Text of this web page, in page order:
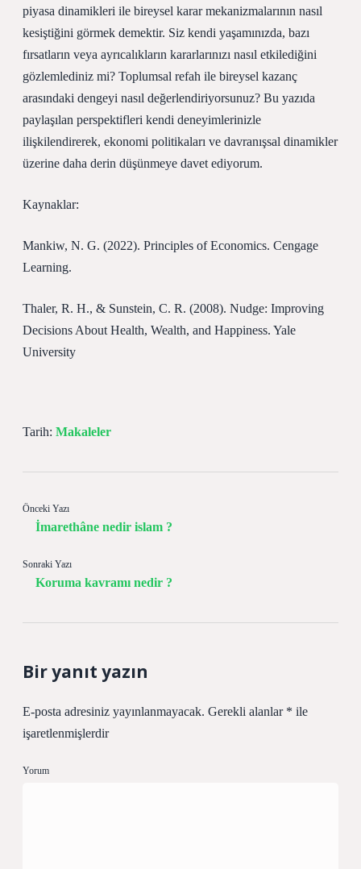
piyasa dinamikleri ile bireysel karar mekanizmalarının nasıl
kesiştiğini görmek demektir. Siz kendi yaşamınızda, bazı
fırsatların veya ayrıcalıkların kararlarınızı nasıl etkilediğini
gözlemlediniz mi? Toplumsal refah ile bireysel kazanç
arasındaki dengeyi nasıl değerlendiriyorsunuz? Bu yazıda
paylaşılan perspektifleri kendi deneyimlerinizle
ilişkilendirerek, ekonomi politikaları ve davranışsal dinamikler
üzerine daha derin düşünmeye davet ediyorum.
Kaynaklar:
Mankiw, N. G. (2022). Principles of Economics. Cengage
Learning.
Thaler, R. H., & Sunstein, C. R. (2008). Nudge: Improving
Decisions About Health, Wealth, and Happiness. Yale
University
Tarih: Makaleler
Önceki Yazı
İmarethâne nedir islam ?
Sonraki Yazı
Koruma kavramı nedir ?
Bir yanıt yazın
E-posta adresiniz yayınlanmayacak. Gerekli alanlar * ile
işaretlenmişlerdir
Yorum